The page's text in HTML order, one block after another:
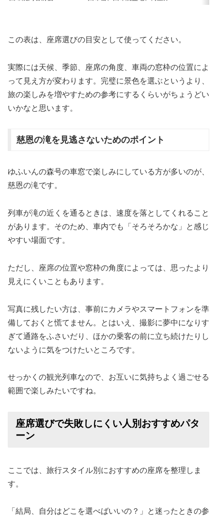
この表は、座席選びの目安として使ってください。
実際には天候、季節、座席の角度、車両の窓枠の位置によ
って見え方が変わります。完璧に景色を選ぶというより、
旅の楽しみを増やすための参考にするくらいがちょうどい
いかなと思います。
慈恩の滝を見逃さないためのポイント
ゆふいんの森号の車窓で楽しみにしている方が多いのが、
慈恩の滝です。
列車が滝の近くを通るときは、速度を落としてくれること
があります。そのため、車内でも「そろそろかな」と感じ
やすい場面です。
ただし、座席の位置や窓枠の角度によっては、思ったより
見えにくいこともあります。
写真に残したい方は、事前にカメラやスマートフォンを準
備しておくと慌てません。とはいえ、撮影に夢中になりす
ぎて通路をふさいだり、ほかの乗客の前に立ち続けたりし
ないように気をつけたいところです。
せっかくの観光列車なので、お互いに気持ちよく過ごせる
範囲で楽しみたいですね。
座席選びで失敗しにくい人別おすすめパタ
ーン
ここでは、旅行スタイル別におすすめの座席を整理しま
す。
「結局、自分はどこを選べばいいの？」と迷ったときの参